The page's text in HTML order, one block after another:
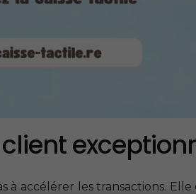
à accélérer les transactions.